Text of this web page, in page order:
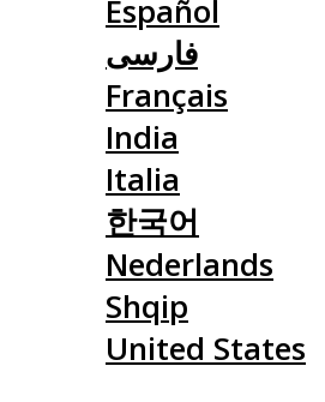
Español
فارسی
Français
India
Italia
한국어
Nederlands
Shqip
United States